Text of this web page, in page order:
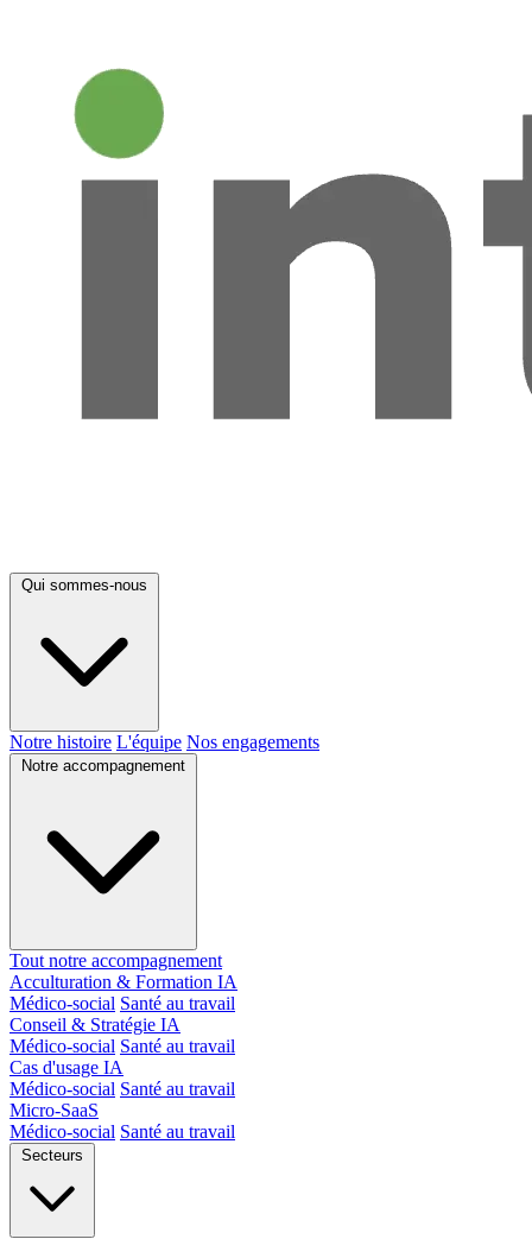
Qui sommes-nous
Notre histoire L'équipe Nos engagements
Notre accompagnement
Tout notre accompagnement
Acculturation & Formation IA
Médico-social Santé au travail
Conseil & Stratégie IA
Médico-social Santé au travail
Cas d'usage IA
Médico-social Santé au travail
Micro-SaaS
Médico-social Santé au travail
Secteurs